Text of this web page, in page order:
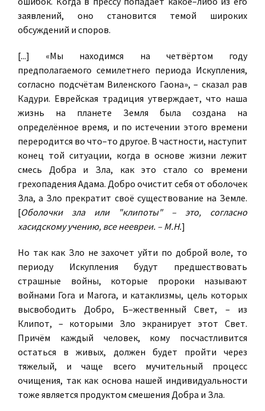
заявлений, оно становится темой широких
обсуждений и споров.
[...] «Мы находимся на четвёртом году
предполагаемого семилетнего периода Искупления,
согласно подсчётам Виленского Гаона», – сказал рав
Кадури. Еврейская традиция утверждает, что наша
жизнь на планете Земля была создана на
определённое время, и по истечении этого времени
переродится во что–то другое. В частности, наступит
конец той ситуации, когда в основе жизни лежит
смесь Добра и Зла, как это стало со времени
грехопадения Адама. Добро очистит себя от оболочек
Зла, а Зло прекратит своё существование на Земле.
[Оболочки зла или "клипоты" – это, согласно
хасидскому учению, все неевреи. – М.Н.]
Но так как Зло не захочет уйти по доброй воле, то
периоду Искупления будут предшествовать
страшные войны, которые пророки называют
войнами Гога и Магога, и катаклизмы, цель которых
высвободить Добро, Б–жественный Свет, – из
Клипот, – которыми Зло экранирует этот Свет.
Причём каждый человек, кому посчастливится
остаться в живых, должен будет пройти через
тяжелый, и чаще всего мучительный процесс
очищения, так как основа нашей индивидуальности
тоже является продуктом смешения Добра и Зла.